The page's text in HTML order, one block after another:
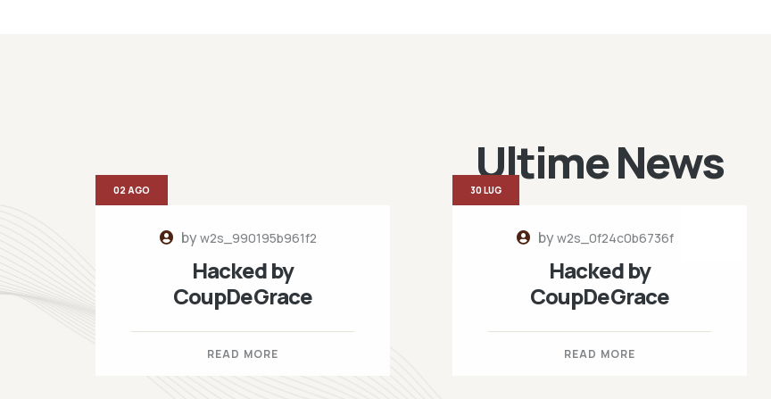
Ultime News
byw2s_990195b961f2
Hacked by
CoupDeGrace
READ MORE
02 AGO
byw2s_0f24c0b6736f
Hacked by
CoupDeGrace
READ MORE
30 LUG